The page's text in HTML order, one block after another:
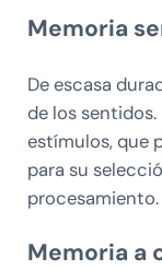
Memoria
De escasa
de los
estímulos, que
para su
procesamiento.
Memoria a